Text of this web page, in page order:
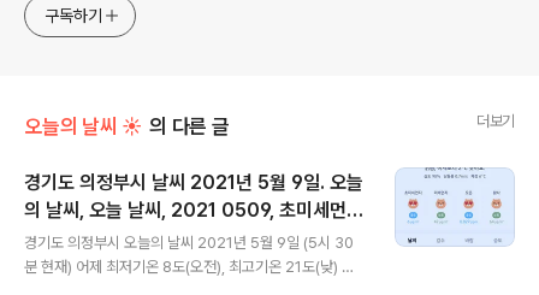
식하는 미드가 있는~ /// 사회적 이슈에 발언하는~ 不老巨
구독하기
오늘의 날씨 ☀ 의 다른 글 더보기
경기도 의정부시 날씨 2021년 5월 9일. 오늘
의 날씨, 오늘 날씨, 2021 0509, 초미세먼
지, 미세먼지, 황사, 자외선
경기도 의정부시 오늘의 날씨 2021년 5월 9일 (5시 30
분 현재) 어제 최저기온 8도(오전), 최고기온 21도(낮) 오